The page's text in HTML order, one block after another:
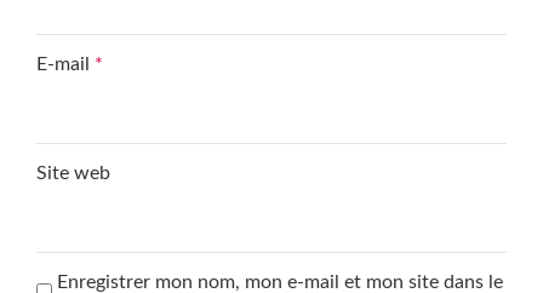
E-mail *
Site web
Enregistrer mon nom, mon e-mail et mon site dans le